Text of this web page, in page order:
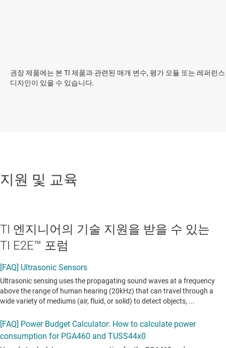
권장 제품에는 본 TI 제품과 관련된 매개 변수, 평가 모듈 또는 레퍼런스
디자인이 있을 수 있습니다.
지원 및 교육
TI 엔지니어의 기술 지원을 받을 수 있는
TI E2E™ 포럼